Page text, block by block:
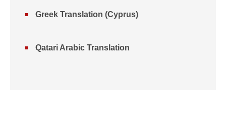
Greek Translation (Cyprus)
Qatari Arabic Translation